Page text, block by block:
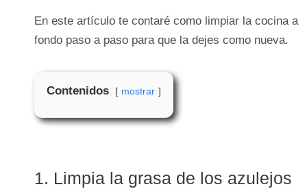
En este artículo te contaré como limpiar la cocina a
fondo paso a paso para que la dejes como nueva.
Contenidos mostrar
1. Limpia la grasa de los azulejos